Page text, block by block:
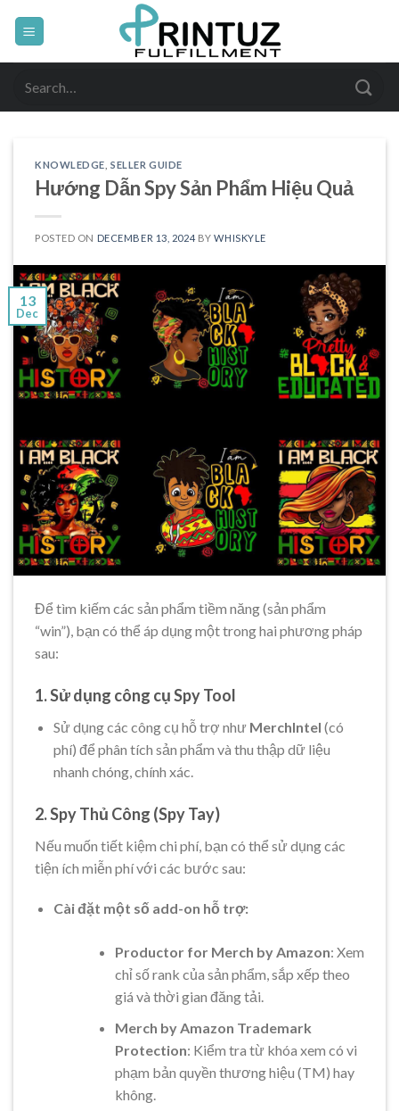
KNOWLEDGE ,SELLER GUIDE
Hướng Dẫn Spy Sản Phẩm Hiệu Quả
POSTED ON DECEMBER 13, 2024 BYWHISKYLE
13
Dec
Để tìm kiếm các sản phẩm tiềm năng (sản phẩm
“win”), bạn có thể áp dụng một trong hai phương pháp
sau:
1. Sử dụng công cụ Spy Tool
Sử dụng các công cụ hỗ trợ như MerchIntel (có
phí) để phân tích sản phẩm và thu thập dữ liệu
nhanh chóng, chính xác.
2. Spy Thủ Công (Spy Tay)
Nếu muốn tiết kiệm chi phí, bạn có thể sử dụng các
tiện ích miễn phí với các bước sau:
Cài đặt một số add-on hỗ trợ:
Productor for Merch by Amazon: Xem
chỉ số rank của sản phẩm, sắp xếp theo
giá và thời gian đăng tải.
Merch by Amazon Trademark
Protection: Kiểm tra từ khóa xem có vi
phạm bản quyền thương hiệu (TM) hay
không.